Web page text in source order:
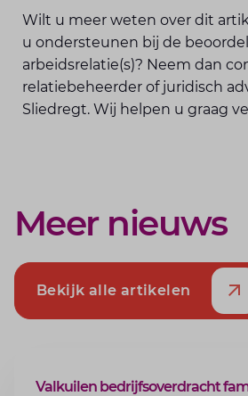
Wilt u meer weten over dit
u ondersteunen bij de
arbeidsrelatie(s)? Neem dan
relatiebeheerder of juridisch
Sliedregt. Wij helpen u graag
Meer nieuws
Bekijk alle artikelen
ARTIKEL
Valkuilen bedrijfsoverdracht